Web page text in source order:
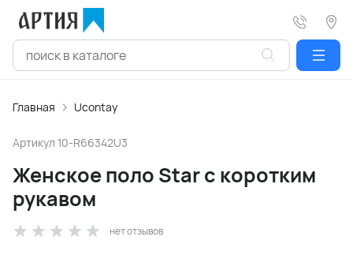
Главная Ucontay
Артикул 10-R66342U3
Женское поло Star с коротким
рукавом
нет отзывов